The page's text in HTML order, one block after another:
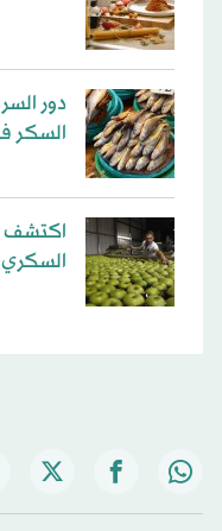
دور
السكر
اكتشف
السكري